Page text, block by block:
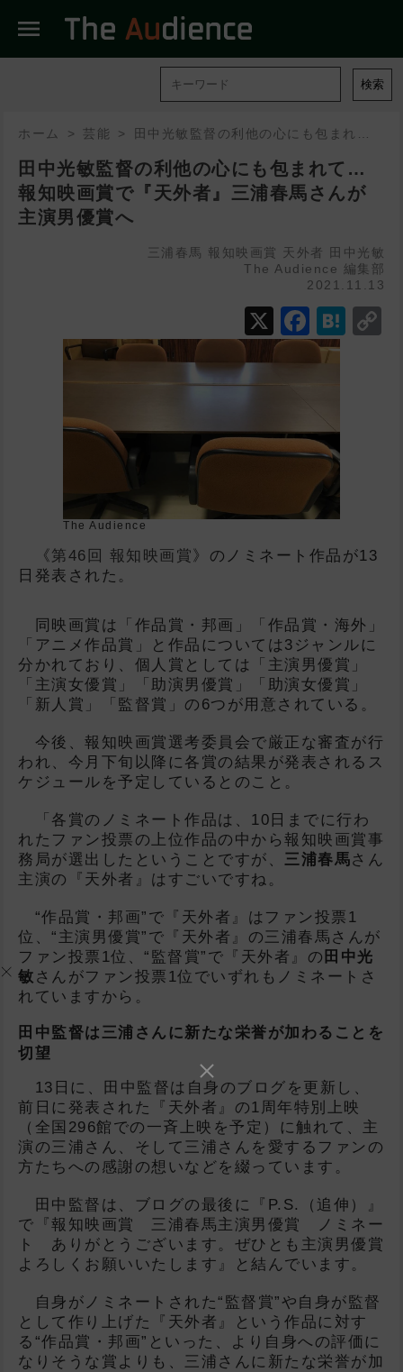
menu
検索
ホーム 芸能
田中光敏監督の利他の心にも包まれて…
報知映画賞で『天外者』三浦春馬さんが
主演男優賞へ
三浦春馬 報知映画賞 天外者 田中光敏
The Audience 編集部
2021.11.13
X
The Audience
《第46回 報知映画賞》のノミネート作品が13
日発表された。
同映画賞は「作品賞・邦画」「作品賞・海外」
「アニメ作品賞」と作品については3ジャンルに
分かれており、個人賞としては「主演男優賞」
「主演女優賞」「助演男優賞」「助演女優賞」
「新人賞」「監督賞」の6つが用意されている。
今後、報知映画賞選考委員会で厳正な審査が行
われ、今月下旬以降に各賞の結果が発表されるス
ケジュールを予定しているとのこと。
「各賞のノミネート作品は、10日までに行わ
れたファン投票の上位作品の中から報知映画賞事
務局が選出したということですが、 三浦春馬さん
主演の『天外者』はすごいですね。
“作品賞・邦画”で『天外者』はファン投票1
位、“主演男優賞”で『天外者』の三浦春馬さんが
ファン投票1位、“監督賞”で『天外者』の 田中光
敏 さんがファン投票1位でいずれもノミネートさ
れていますから。
田中監督は三浦さんに新たな栄誉が加わることを
切望
13日に、田中監督は自身のブログを更新し、
前日に発表された『天外者』の1周年特別上映
（全国296館での一斉上映を予定）に触れて、主
演の三浦さん、そして三浦さんを愛するファンの
方たちへの感謝の想いなどを綴っています。
田中監督は、ブログの最後に『P.S.（追伸）』
で『報知映画賞 三浦春馬主演男優賞 ノミネー
ト ありがとうございます。ぜひとも主演男優賞
よろしくお願いいたします』と結んでいます。
自身がノミネートされた“監督賞”や自身が監督
として作り上げた『天外者』という作品に対す
る“作品賞・邦画”といった、より自身への評価に
なりそうな賞よりも、三浦さんに新たな栄誉が加